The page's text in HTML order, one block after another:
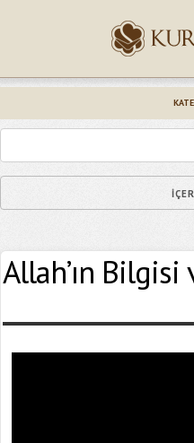
Allah’ın Bilgisi
Epostanız (*)
Yaşadığınız Hatanın Ayrıntıları